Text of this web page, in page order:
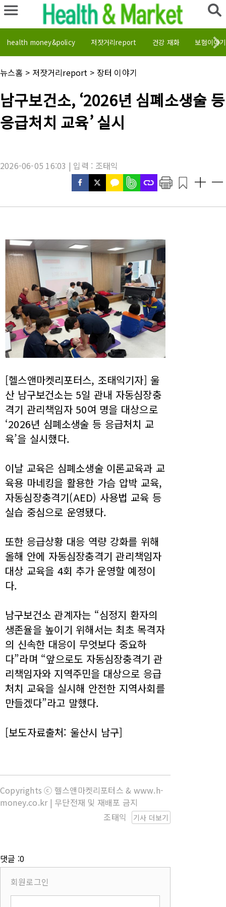
health money&policy 저잣거리report 건강 재화 보험이야기
채
널
:
뉴스홈 > 저잣거리report > 장터 이야기
기
사
목
남구보건소, ‘2026년 심폐소생술 등
응급처치 교육’ 실시
2026-06-05 16:03 | 입력 : 조태익
[헬스앤마켓리포터스, 조태익기자] 울
산 남구보건소는 5일 관내 자동심장충
격기 관리책임자 50여 명을 대상으로
‘2026년 심폐소생술 등 응급처치 교
육’을 실시했다.
이날 교육은 심폐소생술 이론교육과 교
육용 마네킹을 활용한 가슴 압박 교육,
자동심장충격기(AED) 사용법 교육 등
실습 중심으로 운영됐다.
또한 응급상황 대응 역량 강화를 위해
올해 안에 자동심장충격기 관리책임자
대상 교육을 4회 추가 운영할 예정이
다.
남구보건소 관계자는 “심정지 환자의
생존율을 높이기 위해서는 최초 목격자
의 신속한 대응이 무엇보다 중요하
다”라며 “앞으로도 자동심장충격기 관
리책임자와 지역주민을 대상으로 응급
처치 교육을 실시해 안전한 지역사회를
만들겠다”라고 말했다.
[보도자료출처: 울산시 남구]
Copyrights ⓒ 헬스앤마켓리포터스 & www.h-
money.co.kr | 무단전재 및 재배포 금지
기사 더보기
조태익
댓글 :0
회원로그인